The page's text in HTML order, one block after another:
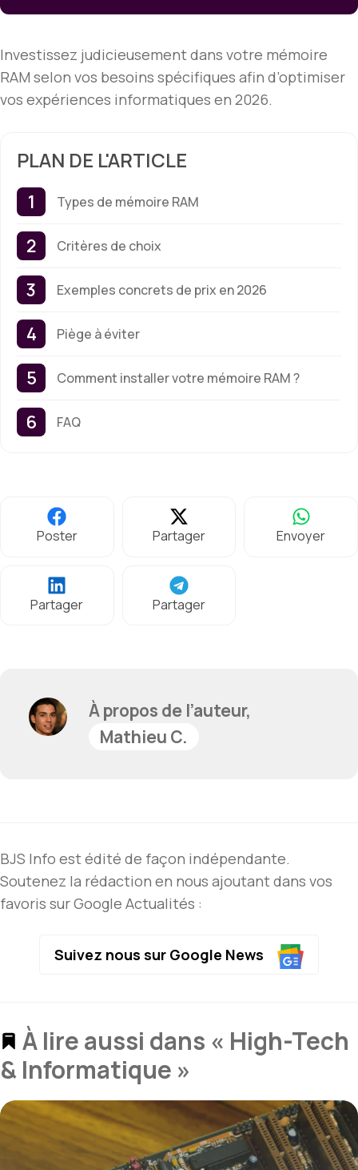
Investissez judicieusement dans votre mémoire
RAM selon vos besoins spécifiques afin d’optimiser
vos expériences informatiques en 2026.
PLAN DE L'ARTICLE
Types de mémoire RAM
Critères de choix
Exemples concrets de prix en 2026
Piège à éviter
Comment installer votre mémoire RAM ?
FAQ
Poster Partager Envoyer
Partager Partager
À propos de l’auteur,
Mathieu C.
BJS Info est édité de façon indépendante.
Soutenez la rédaction en nous ajoutant dans vos
favoris sur Google Actualités :
Suivez nous sur Google News
À lire aussi dans « High-Tech
& Informatique »